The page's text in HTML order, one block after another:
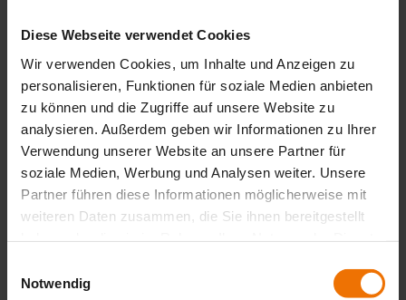
Diese Webseite verwendet Cookies
Wir verwenden Cookies, um Inhalte und Anzeigen zu
personalisieren, Funktionen für soziale Medien anbieten
zu können und die Zugriffe auf unsere Website zu
analysieren. Außerdem geben wir Informationen zu Ihrer
Verwendung unserer Website an unsere Partner für
soziale Medien, Werbung und Analysen weiter. Unsere
Partner führen diese Informationen möglicherweise mit
weiteren Daten zusammen, die Sie ihnen bereitgestellt
Notwendig
*
Nome
E-Mail
*
Telefone
*
Código postal
País